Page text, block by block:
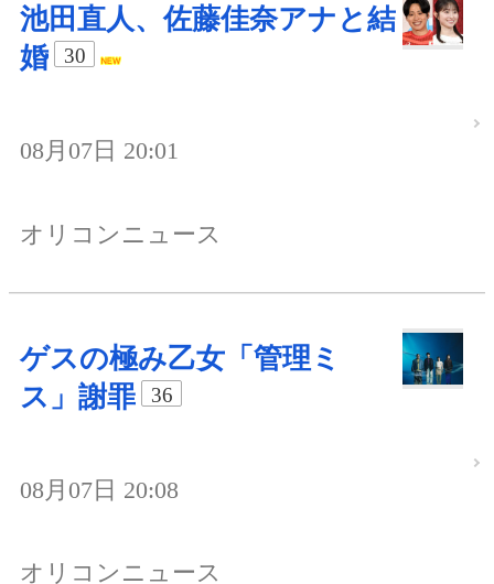
池田直人、佐藤佳奈アナと結
婚
30
08月07日 20:01
オリコンニュース
ゲスの極み乙女「管理ミ
ス」謝罪
36
08月07日 20:08
オリコンニュース